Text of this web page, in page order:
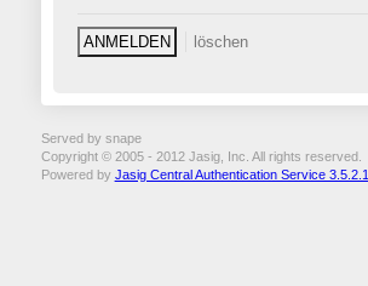
Served by snape
Copyright © 2005 - 2012 Jasig, Inc. All rights reserved.
Powered by Jasig Central Authentication Service 3.5.2.1